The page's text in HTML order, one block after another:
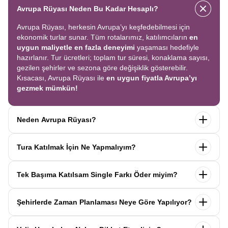
Avrupa Rüyası Neden Bu Kadar Hesaplı?
Avrupa Rüyası, herkesin Avrupa’yı keşfedebilmesi için
ekonomik turlar sunar. Tüm rotalarımız, katılımcıların en
uygun maliyetle en fazla deneyimi yaşaması hedefiyle
hazırlanır. Tur ücretleri; toplam tur süresi, konaklama sayısı,
gezilen şehirler ve sezona göre değişiklik gösterebilir.
Kısacası, Avrupa Rüyası ile en uygun fiyatla Avrupa’yı
gezmek mümkün!
Neden Avrupa Rüyası?
tek seferde birçok
ülkeyikeşfedin! Ekstra tur ücreti yok, tüm geziler fiyata
ile Avrupa’yı en keyifli şekilde yaşayın.
Tura Katılmak İçin Ne Yapmalıyım?
seyahat sözleşmesinionaylayın.İlk taksitiödediğinizde
Tek Başıma Katılsam Single Farkı Öder miyim?
katıldığınızda1000 Euro’ya varan single farkı
Şehirlerde Zaman Planlaması Neye Göre Yapılıyor?
uzman